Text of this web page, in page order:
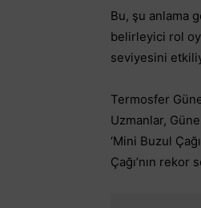
Bu, şu anlama
belirleyici rol
seviyesini
Termosfer
Uzmanlar,
‘Mini Buzul
Çağı’nın rekor